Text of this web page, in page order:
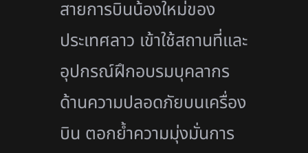
สายการบินน้องใหม่ของ
ประเทศลาว เข้าใช้สถานที่และ
อุปกรณ์ฝึกอบรมบุคลากร
ด้านความปลอดภัยบนเครื่อง
บิน ตอกย้ำความมุ่งมั่นการ